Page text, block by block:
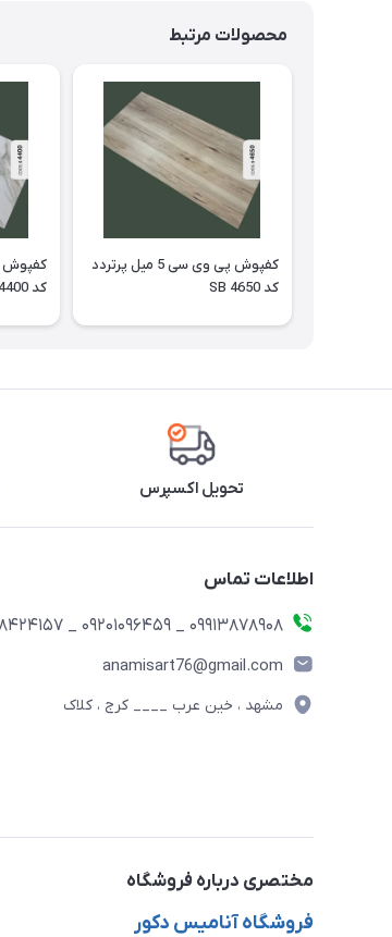
محصولات مرتبط
کفپوش پی وی سی 5 میل پرتردد
کد SB 4650
کد SB 4400
تحویل اکسپرس
اطلاعات تماس
09913878908 _ 09201096459 _ 021.28424157
anamisart76@gmail.com
مشهد ، خین عرب ____ کرج ، کلاک
مختصری درباره فروشگاه
فروشگاه آنامیس دکور